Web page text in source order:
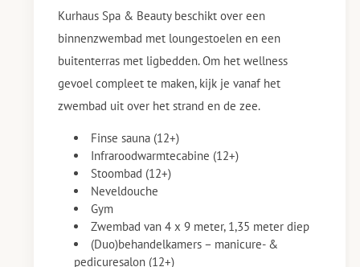
Kurhaus Spa & Beauty beschikt over een
binnenzwembad met loungestoelen en een
buitenterras met ligbedden. Om het wellness
gevoel compleet te maken, kijk je vanaf het
zwembad uit over het strand en de zee.
Finse sauna (12+)
Infraroodwarmtecabine (12+)
Stoombad (12+)
Neveldouche
Gym
Zwembad van 4 x 9 meter, 1,35 meter diep
(Duo)behandelkamers – manicure- &
pedicuresalon (12+)